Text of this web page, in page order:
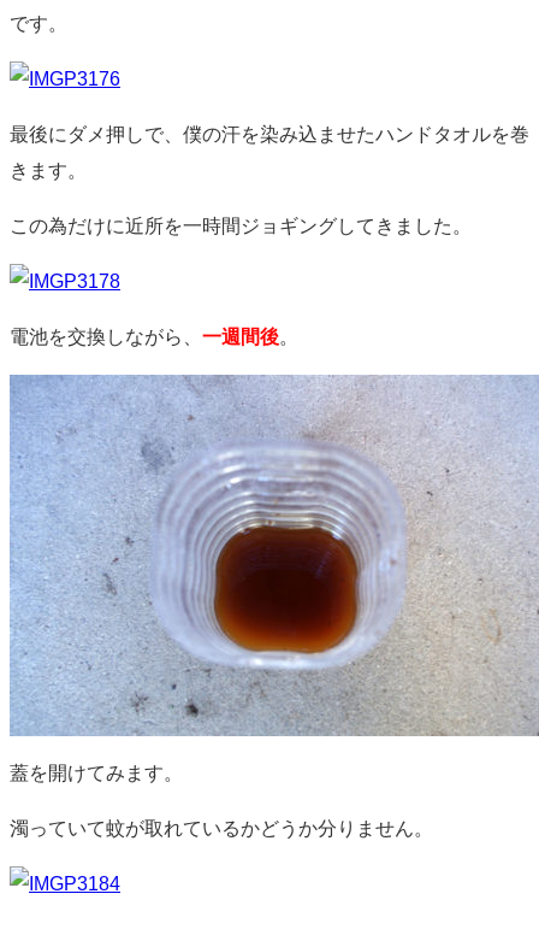
です。
最後にダメ押しで、僕の汗を染み込ませたハンドタオルを巻
きます。
この為だけに近所を一時間ジョギングしてきました。
電池を交換しながら、 一週間後。
蓋を開けてみます。
濁っていて蚊が取れているかどうか分りません。